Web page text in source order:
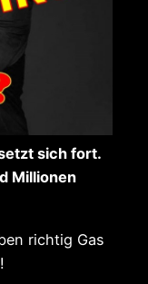
sich fort.
Millionen
richtig Gas